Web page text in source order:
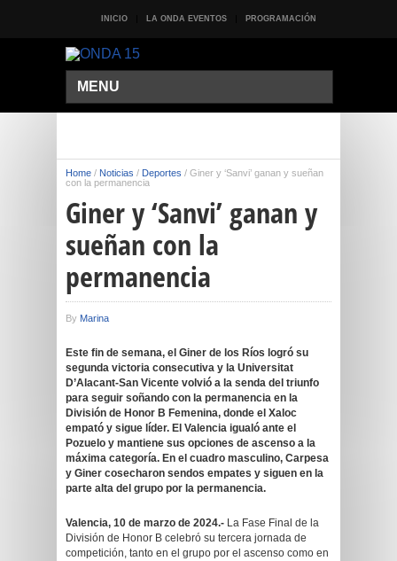
INICIO LA ONDA EVENTOS PROGRAMACIÓN
MENU
Home / Noticias / Deportes / Giner y ‘Sanvi’ ganan y sueñan
con la permanencia
Giner y ‘Sanvi’ ganan y
sueñan con la
permanencia
By Marina
Este fin de semana, el Giner de los Ríos logró su
segunda victoria consecutiva y la Universitat
D’Alacant-San Vicente volvió a la senda del triunfo
para seguir soñando con la permanencia en la
División de Honor B Femenina, donde el Xaloc
empató y sigue líder. El Valencia igualó ante el
Pozuelo y mantiene sus opciones de ascenso a la
máxima categoría. En el cuadro masculino, Carpesa
y Giner cosecharon sendos empates y siguen en la
parte alta del grupo por la permanencia.
Valencia, 10 de marzo de 2024.- La Fase Final de la
División de Honor B celebró su tercera jornada de
competición, tanto en el grupo por el ascenso como en